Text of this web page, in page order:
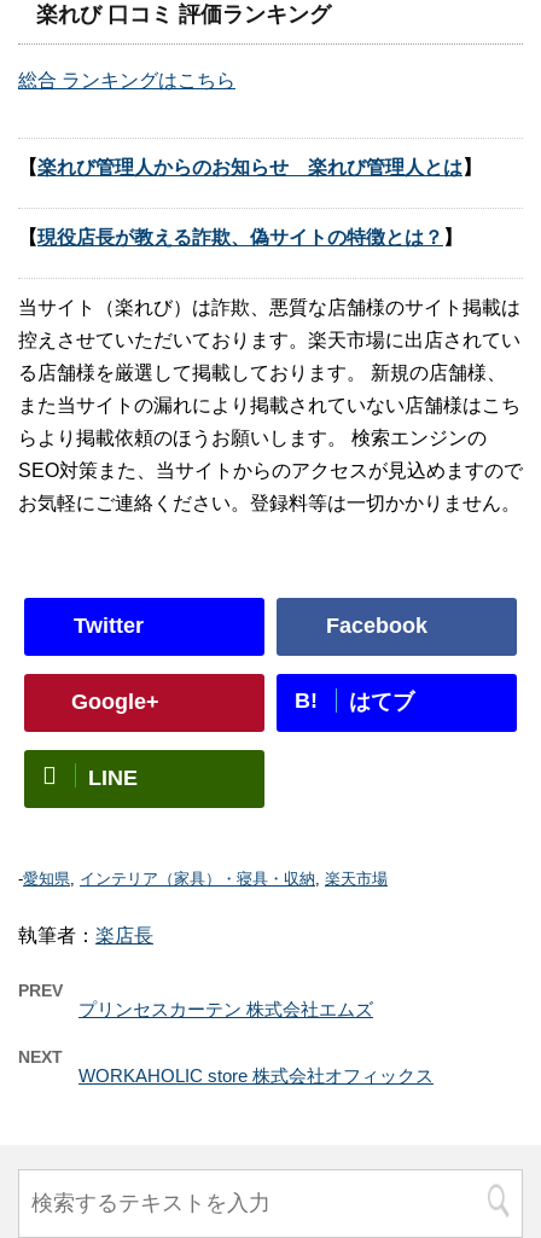
楽れび 口コミ 評価ランキング
総合 ランキングはこちら
【楽れび管理人からのお知らせ 楽れび管理人とは 】
【現役店長が教える詐欺、偽サイトの特徴とは？ 】
当サイト（楽れび）は詐欺、悪質な店舗様のサイト掲載は
控えさせていただいております。楽天市場に出店されてい
る店舗様を厳選して掲載しております。 新規の店舗様、
また当サイトの漏れにより掲載されていない店舗様はこち
らより掲載依頼のほうお願いします。 検索エンジンの
SEO対策また、当サイトからのアクセスが見込めますので
お気軽にご連絡ください。登録料等は一切かかりません。
Twitter Facebook
Google+ B! はてブ
LINE
-愛知県, インテリア（家具）・寝具・収納, 楽天市場
執筆者： 楽店長
PREV
プリンセスカーテン 株式会社エムズ
NEXT
WORKAHOLIC store 株式会社オフィックス